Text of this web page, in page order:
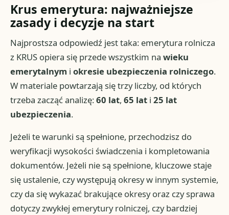
Krus emerytura: najważniejsze
zasady i decyzje na start
Najprostsza odpowiedź jest taka: emerytura rolnicza
z KRUS opiera się przede wszystkim nawieku
emerytalnym iokresie ubezpieczenia rolniczego.
W materiale powtarzają się trzy liczby, od których
trzeba zacząć analizę:60 lat,65 lat i25 lat
ubezpieczenia.
Jeżeli te warunki są spełnione, przechodzisz do
weryfikacji wysokości świadczenia i kompletowania
dokumentów. Jeżeli nie są spełnione, kluczowe staje
się ustalenie, czy występują okresy w innym systemie,
czy da się wykazać brakujące okresy oraz czy sprawa
dotyczy zwykłej emerytury rolniczej, czy bardziej